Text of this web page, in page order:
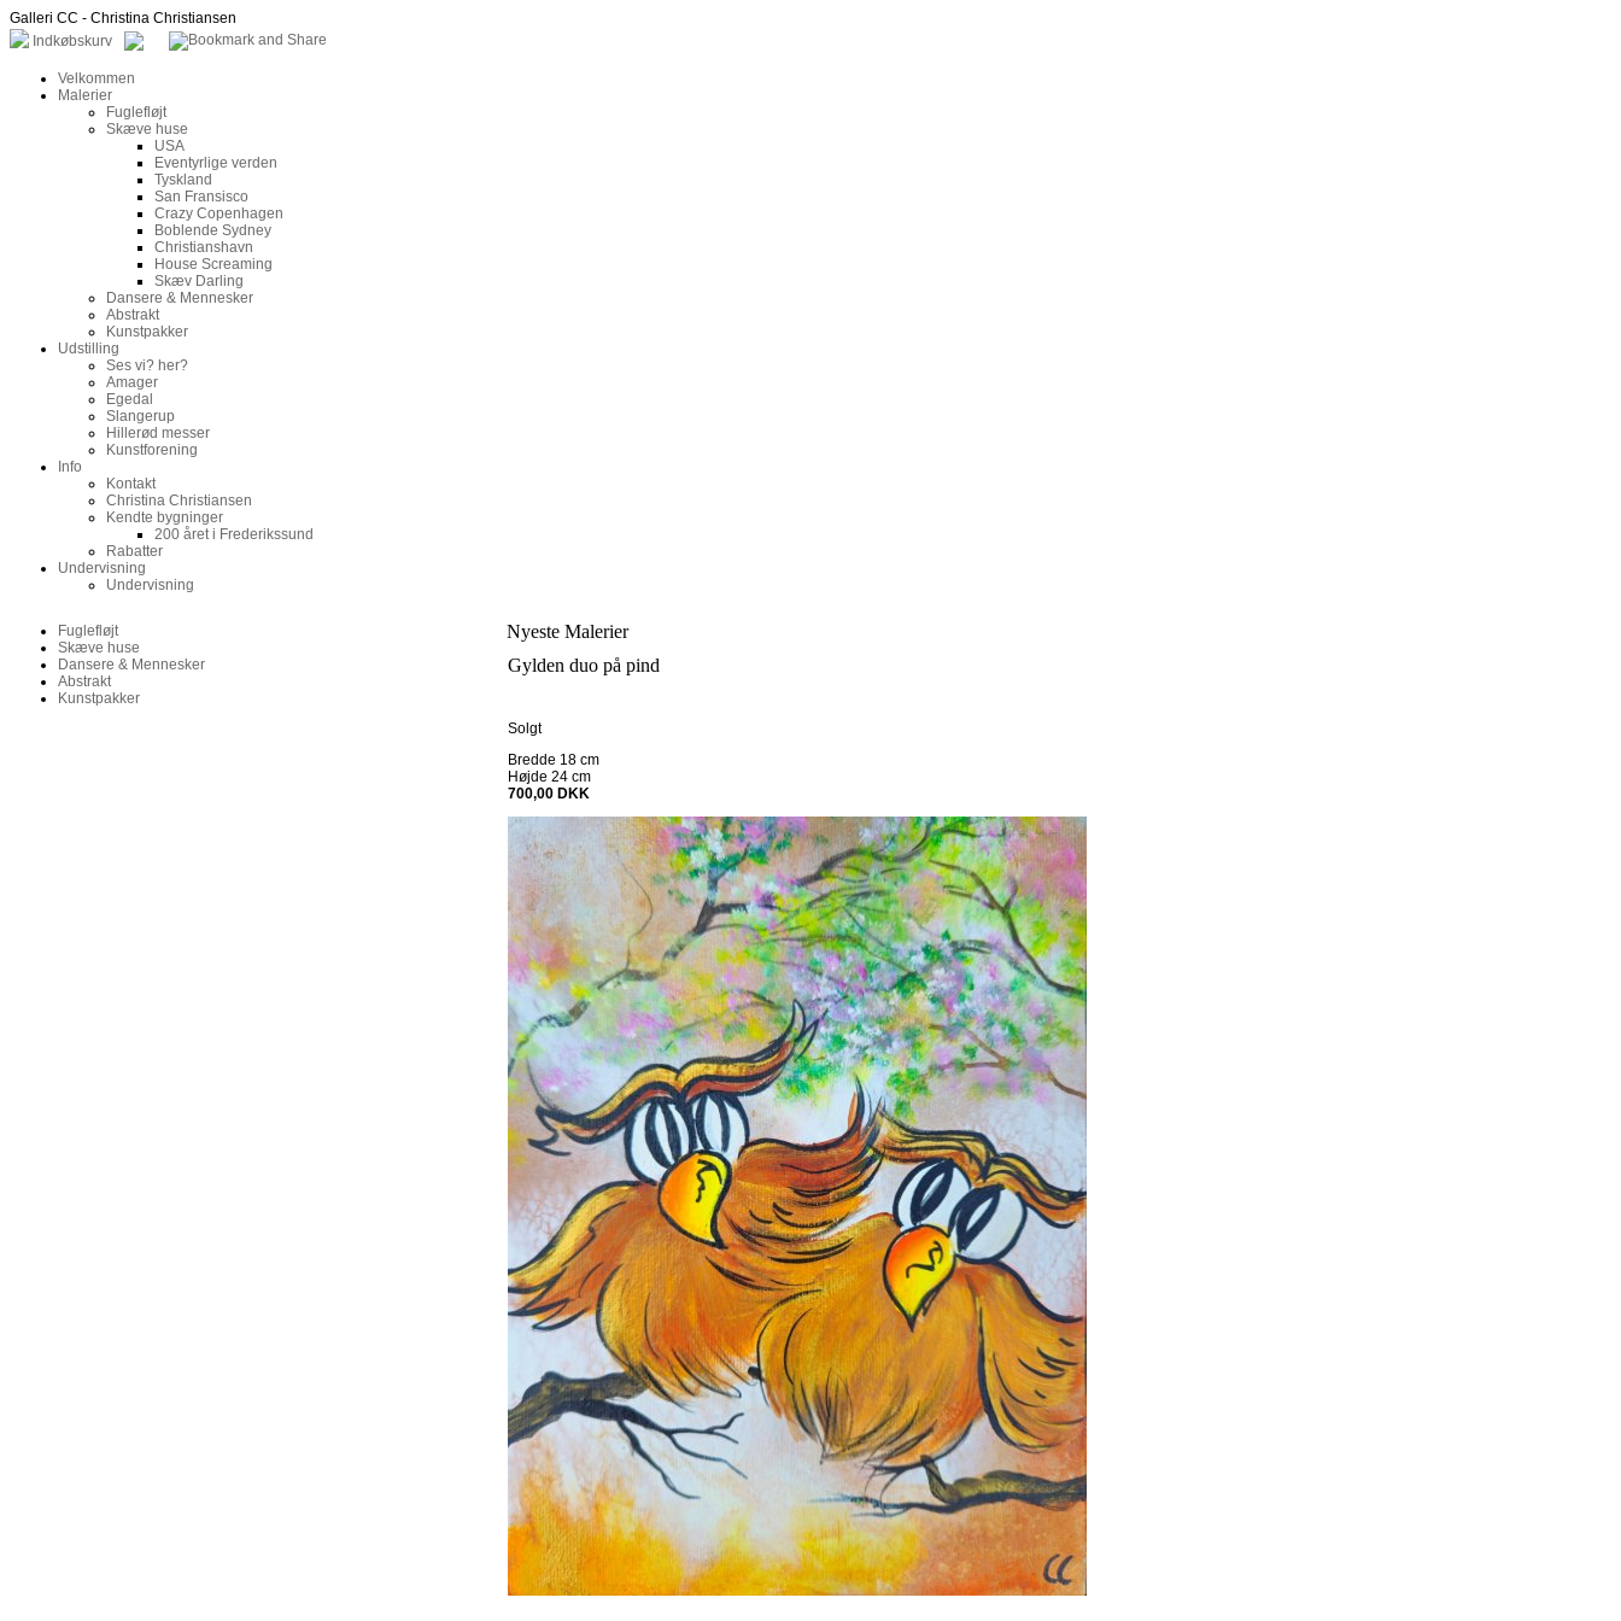
Galleri CC - Christina Christiansen
Indkøbskurv
Velkommen
Malerier
Fuglefløjt
Skæve huse
USA
Eventyrlige verden
Tyskland
San Fransisco
Crazy Copenhagen
Boblende Sydney
Christianshavn
House Screaming
Skæv Darling
Dansere & Mennesker
Abstrakt
Kunstpakker
Udstilling
Ses vi? her?
Amager
Egedal
Slangerup
Hillerød messer
Kunstforening
Info
Kontakt
Christina Christiansen
Kendte bygninger
200 året i Frederikssund
Rabatter
Undervisning
Undervisning
Fuglefløjt
Skæve huse
Dansere & Mennesker
Abstrakt
Kunstpakker
Nyeste Malerier
Gylden duo på pind
Solgt
Bredde 18 cm
Højde 24 cm
700,00 DKK